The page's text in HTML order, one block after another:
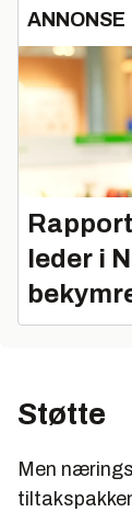
ANNONSE
leder i
Støtte
Men